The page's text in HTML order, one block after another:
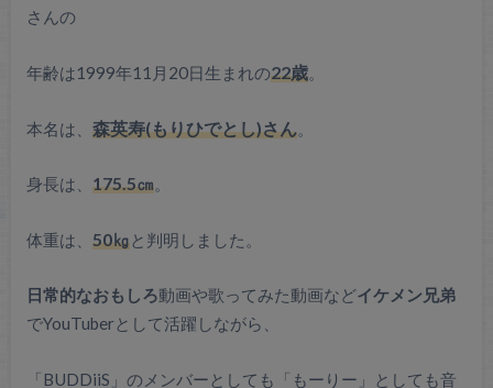
さんの
年齢は1999年11月20日生まれの22歳。
本名は、 森英寿(もりひでとし)さん。
身長は、 175.5㎝。
体重は、 50㎏と判明しました。
日常的なおもしろ動画や歌ってみた動画などイケメン兄弟
でYouTuberとして活躍しながら、
「BUDDiiS」のメンバーとしても「もーりー」としても音